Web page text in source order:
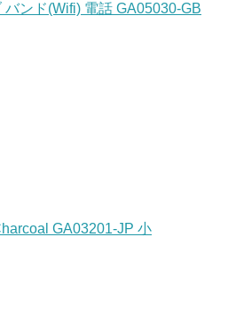
ンド(Wifi) 電話 GA05030-GB
GA03201-JP 小